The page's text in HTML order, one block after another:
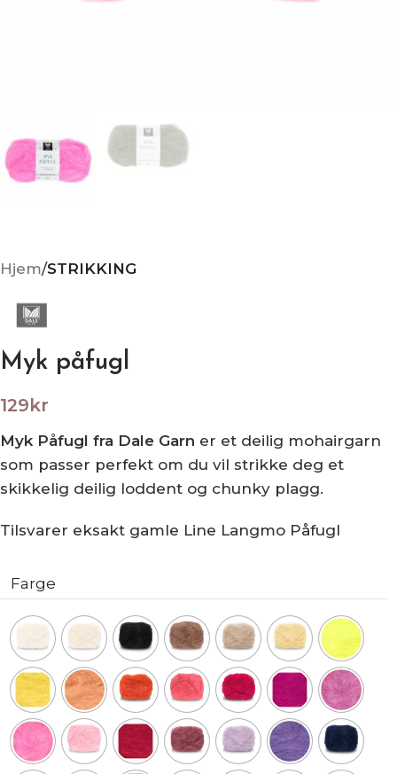
Hjem STRIKKING
Myk påfugl
129kr
Myk Påfugl fra Dale Garn er et deilig mohairgarn
som passer perfekt om du vil strikke deg et
skikkelig deilig loddent og chunky plagg.
Tilsvarer eksakt gamle Line Langmo Påfugl
Farge